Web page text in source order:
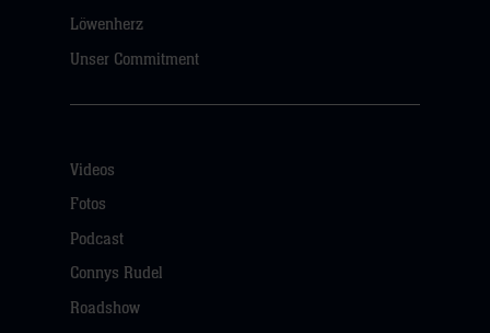
Löwenherz
Unser Commitment
Videos
Fotos
Podcast
Connys Rudel
Roadshow